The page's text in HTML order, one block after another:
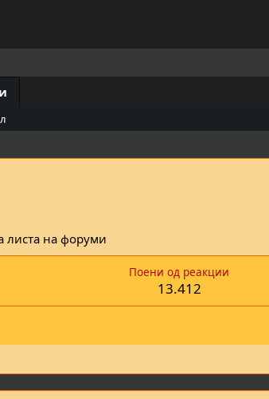
листа на форуми
Поени од реакции
13.412